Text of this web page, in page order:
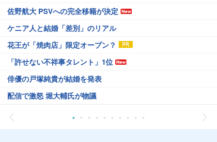
佐野航大 PSVへの完全移籍が決定
ケニア人と結婚「差別」のリアル
花王が「焼肉店」限定オープン？
「許せない不祥事タレント」1位
俳優の戸塚純貴が結婚を発表
配信で激怒 堀大輔氏が物議